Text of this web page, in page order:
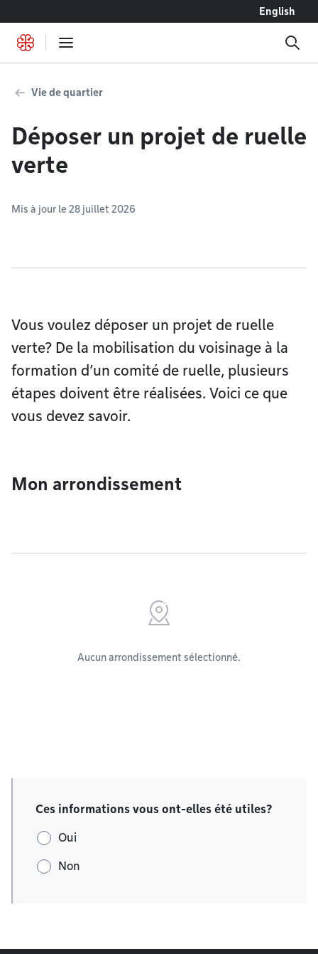
English
Vie de quartier
Déposer un projet de ruelle
verte
Mis à jour le 28 juillet 2026
Vous voulez déposer un projet de ruelle
verte? De la mobilisation du voisinage à la
formation d’un comité de ruelle, plusieurs
étapes doivent être réalisées. Voici ce que
vous devez savoir.
Mon arrondissement
Aucun arrondissement sélectionné.
Ces informations vous ont-elles été utiles?
Oui
Non